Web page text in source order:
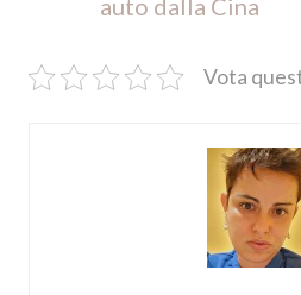
auto dalla Cina
Vota